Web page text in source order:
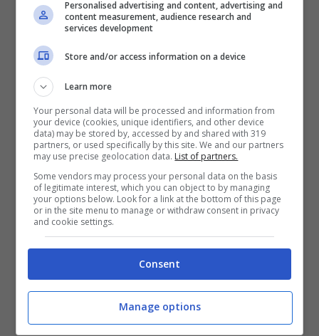
ti dirò chi sei
1 : Sei romantica, profonda, generosa,
sensibile. Il tuo animo è pacato, ma
spumeggiante; delicato ma grintoso. Sei
una persona molto legata alla famiglia ed
ai valori. Ti conosci bene e ti comprendi
molto meglio di quanto facciano gli altri.
Ami l’amore e l’amicizia, detesti la
superficialità. Sei attratta dagli uomini
diretti e romantici, che sanno parlarti dritto
al cuore.
Pagine:
Personalised advertising and content, advertising and
content measurement, audience research and
services development
Store and/or access information on a device
Learn more
Your personal data will be processed and information from
your device (cookies, unique identifiers, and other device
data) may be stored by, accessed by and shared with 319
partners, or used specifically by this site. We and our partners
may use precise geolocation data. List of partners.
Some vendors may process your personal data on the basis
of legitimate interest, which you can object to by managing
your options below. Look for a link at the bottom of this page
or in the site menu to manage or withdraw consent in privacy
and cookie settings.
Consent
Manage options